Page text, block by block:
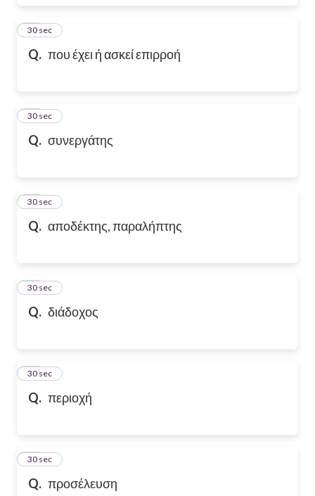
Q. που έχει ή ασκεί επιρροή
17
30 sec
Q. συνεργάτης
18
30 sec
Q. αποδέκτης, παραλήπτης
19
30 sec
Q. διάδοχος
20
30 sec
Q. περιοχή
21
30 sec
Q. προσέλευση
22
30 sec